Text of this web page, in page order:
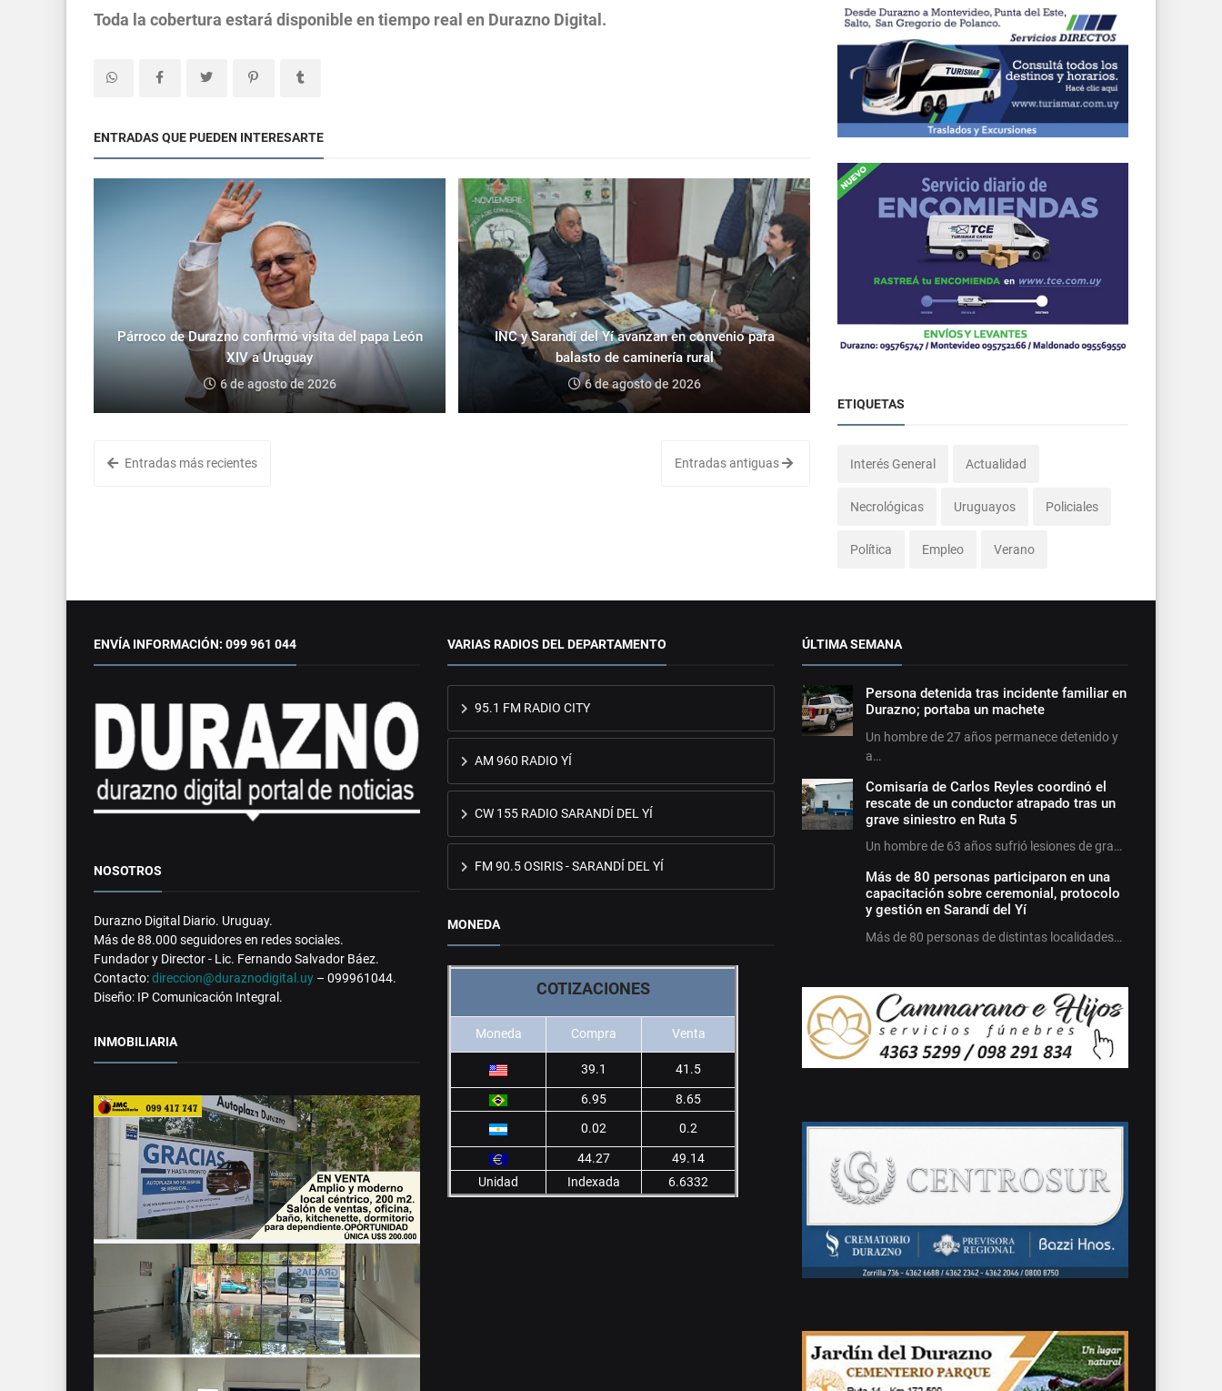
Toda la cobertura estará disponible en tiempo real en Durazno Digital.
ENTRADAS QUE PUEDEN INTERESARTE
Párroco de Durazno confirmó visita del papa León
XIV a Uruguay
6 de agosto de 2026
INC y Sarandí del Yí avanzan en convenio para
balasto de caminería rural
6 de agosto de 2026
Entradas más recientes Entradas antiguas
ETIQUETAS
Interés General Actualidad
Necrológicas Uruguayos Policiales
Política Empleo Verano
ENVÍA INFORMACIÓN: 099 961 044
NOSOTROS
Durazno Digital Diario. Uruguay.
Más de 88.000 seguidores en redes sociales.
Fundador y Director - Lic. Fernando Salvador Báez.
Contacto:direccion@duraznodigital.uy – 099961044.
Diseño: IP Comunicación Integral.
INMOBILIARIA
VARIAS RADIOS DEL DEPARTAMENTO
95.1 FM RADIO CITY
AM 960 RADIO YÍ
CW 155 RADIO SARANDÍ DEL YÍ
FM 90.5 OSIRIS - SARANDÍ DEL YÍ
MONEDA
COTIZACIONES
Moneda Compra Venta
39.1 41.5
6.95
8.65
0.02
0.2
44.27
49.14
Unidad
Indexada 6.6332
ÚLTIMA SEMANA
Persona detenida tras incidente familiar en
Durazno; portaba un machete
Un hombre de 27 años permanece detenido y
a…
Comisaría de Carlos Reyles coordinó el
rescate de un conductor atrapado tras un
grave siniestro en Ruta 5
Un hombre de 63 años sufrió lesiones de gra…
Más de 80 personas participaron en una
capacitación sobre ceremonial, protocolo
y gestión en Sarandí del Yí
Más de 80 personas de distintas localidades…